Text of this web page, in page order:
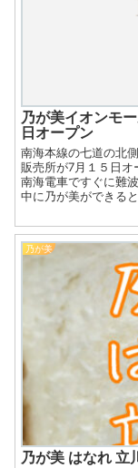
乃が美イオンモ
日オープン
南海本線の七道の北
販売所が7月１５日オ
南海電車ですぐに難
中に乃が美ができる
乃が美
乃が美 はなれ 立